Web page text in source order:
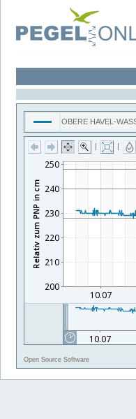
OBERE HAVEL-
| |
Open Source Software